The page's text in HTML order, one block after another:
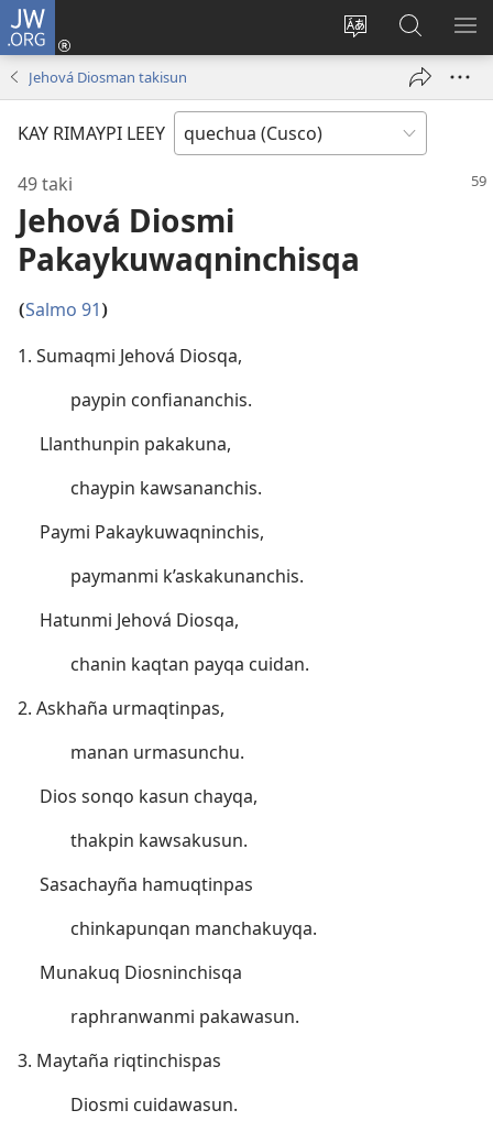
JW.ORG
Direccionpi
Sutiykiwan
jaykuy
nueva
JW.ORG
nisqapi
maskhay
Jehová Diosman takisun
KAY RIMAYPI LEEY
49 taki
Jehová Diosmi
Pakaykuwaqninchisqa
(Salmo 91 )
1. Sumaqmi Jehová Diosqa,
paypin confiananchis.
Llanthunpin pakakuna,
chaypin kawsananchis.
Paymi Pakaykuwaqninchis,
paymanmi k’askakunanchis.
Hatunmi Jehová Diosqa,
chanin kaqtan payqa cuidan.
2. Askhaña urmaqtinpas,
manan urmasunchu.
Dios sonqo kasun chayqa,
thakpin kawsakusun.
Sasachayña hamuqtinpas
chinkapunqan manchakuyqa.
Munakuq Diosninchisqa
raphranwanmi pakawasun.
3. Maytaña riqtinchispas
Diosmi cuidawasun.